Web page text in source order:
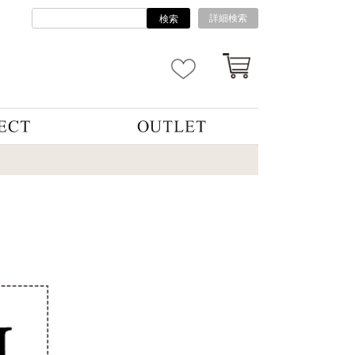
検索 詳細検索